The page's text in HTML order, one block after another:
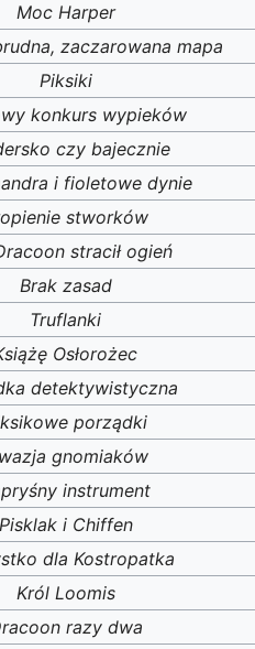
Moc Harper
zaczarowana mapa
Piksiki
konkurs wypieków
czy bajecznie
i fioletowe dynie
stworków
stracił ogień
Brak zasad
Truflanki
Osłorożec
detektywistyczna
porządki
gnomiaków
instrument
Pisklak i Chiffen
dla Kostropatka
Król Loomis
razy dwa